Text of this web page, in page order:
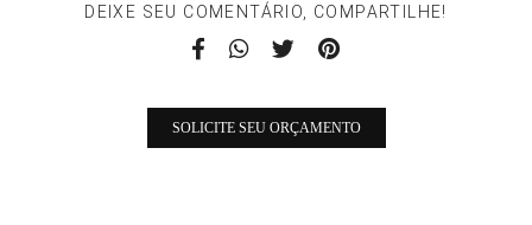
DEIXE SEU COMENTÁRIO, COMPARTILHE!
SOLICITE SEU ORÇAMENTO